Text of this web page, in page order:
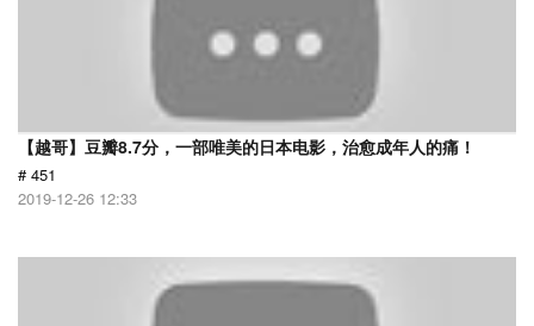
【越哥】豆瓣8.7分，一部唯美的日本电影，治愈成年人的痛！
# 451
2019-12-26 12:33